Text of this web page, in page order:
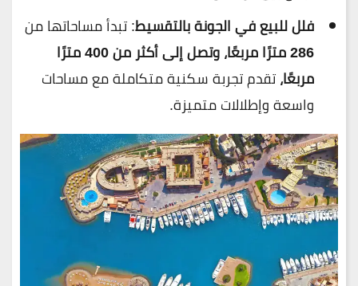
فلل للبيع في الجونة بالتقسيط: تبدأ مساحاتها من
286 مترًا مربعًا، وتصل إلى أكثر من 400 مترًا
مربعًا،تقدم تجربة سكنية متكاملة مع مساحات
واسعة وإطلالات متميزة.